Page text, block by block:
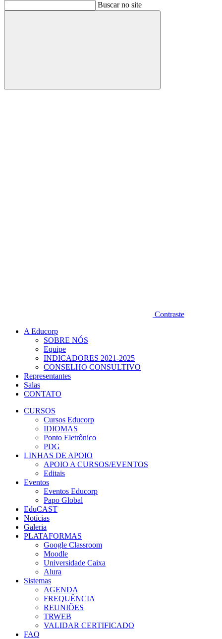
BuscarBuscar no site
Buscar
Contraste
A Educorp
SOBRE NÓS
Equipe
INDICADORES 2021-2025
CONSELHO CONSULTIVO
Representantes
Salas
CONTATO
CURSOS
Cursos Educorp
IDIOMAS
Ponto Eletrônico
PDG
LINHAS DE APOIO
APOIO A CURSOS/EVENTOS
Editais
Eventos
Eventos Educorp
Papo Global
EduCAST
Notícias
Galeria
PLATAFORMAS
Google Classroom
Moodle
Universidade Caixa
Alura
Sistemas
AGENDA
FREQUÊNCIA
REUNIÕES
TRWEB
VALIDAR CERTIFICADO
FAQ